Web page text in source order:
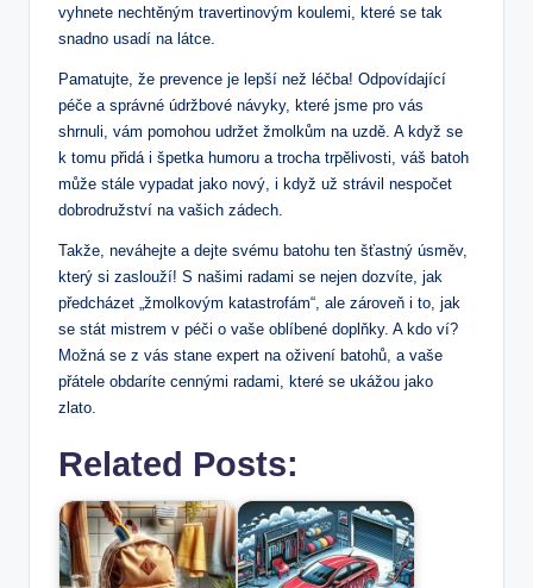
‍vyhnete nechtěným travertinovým koulemi, které se tak
⁣snadno⁢ usadí na látce.
Pamatujte,⁣ že prevence je lepší než léčba! Odpovídající
péče ⁤a správné údržbové návyky, které jsme pro ⁢vás
shrnuli, vám ⁤pomohou udržet ⁤žmolkům na uzdě. A ⁤když⁣ se
k tomu přidá i špetka humoru a trocha trpělivosti, váš batoh
může stále vypadat jako nový, i když už strávil nespočet
dobrodružství na​ vašich zádech.
Takže, neváhejte a dejte svému batohu ten ‍šťastný úsměv,
který⁤ si zaslouží! S našimi radami se nejen dozvíte, jak
předcházet „žmolkovým katastrofám“, ale zároveň i to, jak
se stát mistrem v péči o vaše oblíbené doplňky. A‍ kdo ví?
Možná se z vás stane expert na oživení batohů, a vaše
přátele obdaríte cennými radami, které se ukážou jako
zlato.
Related Posts: